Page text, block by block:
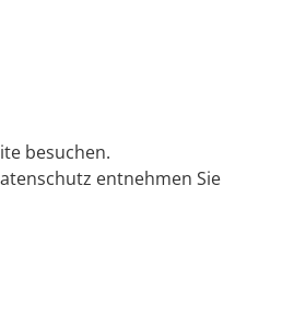
besuchen.
entnehmen Sie